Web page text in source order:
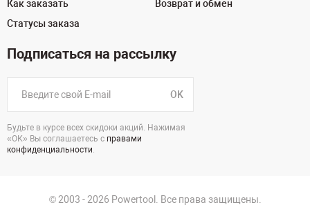
Как заказать
Статусы заказа
Возврат и обмен
Подписаться на рассылку
OK
Будьте в курсе всех скидоки акций. Нажимая
«ОК» Вы соглашаетесь с правами
конфиденциальности.
© 2003 - 2026 Powertool. Все права защищены.